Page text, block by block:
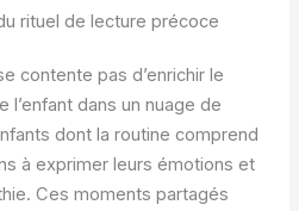
rituel de lecture précoce
contente pas d’enrichir le
l’enfant dans un nuage de
dont la routine comprend
à exprimer leurs émotions et
Ces moments partagés